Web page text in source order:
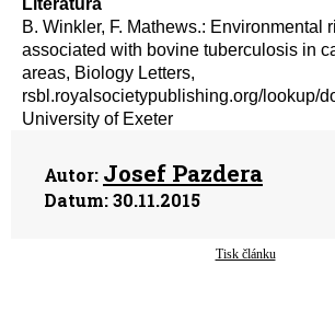
Literatura
B. Winkler, F. Mathews.: Environmental
associated with bovine tuberculosis in
areas, Biology Letters,
rsbl.royalsocietypublishing.org/lookup/
University of Exeter
Autor: Josef Pazdera
Datum:30.11.2015
Tisk článku